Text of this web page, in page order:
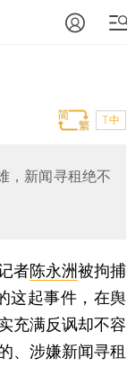
T中
，新闻寻租绝不
者陈永洲被拘捕
这起事件，在舆
充满反讽却不容
、涉嫌新闻寻租